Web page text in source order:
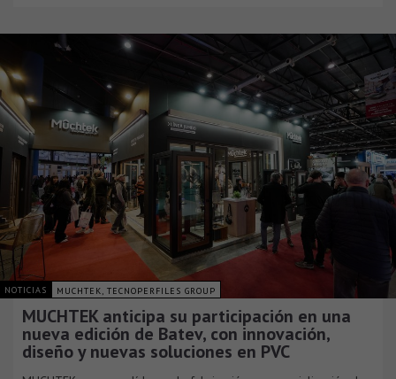
NOTICIAS MUCHTEK, TECNOPERFILES GROUP
MUCHTEK anticipa su participación en una
nueva edición de Batev, con innovación,
diseño y nuevas soluciones en PVC